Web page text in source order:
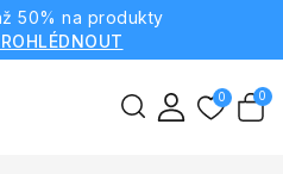
50% na produkty